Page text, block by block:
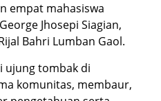
empat mahasiswa
Jhosepi Siagian,
Bahri Lumban Gaol.
ujung tombak di
komunitas, membaur,